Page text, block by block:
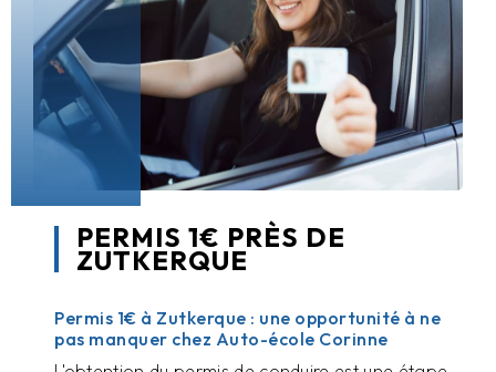
PERMIS 1€ PRÈS DE
ZUTKERQUE
Permis 1€ à Zutkerque : une opportunité à ne
pas manquer chez Auto-école Corinne